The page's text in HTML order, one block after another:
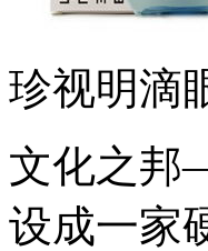
珍视明滴
文化之邦
设成一家